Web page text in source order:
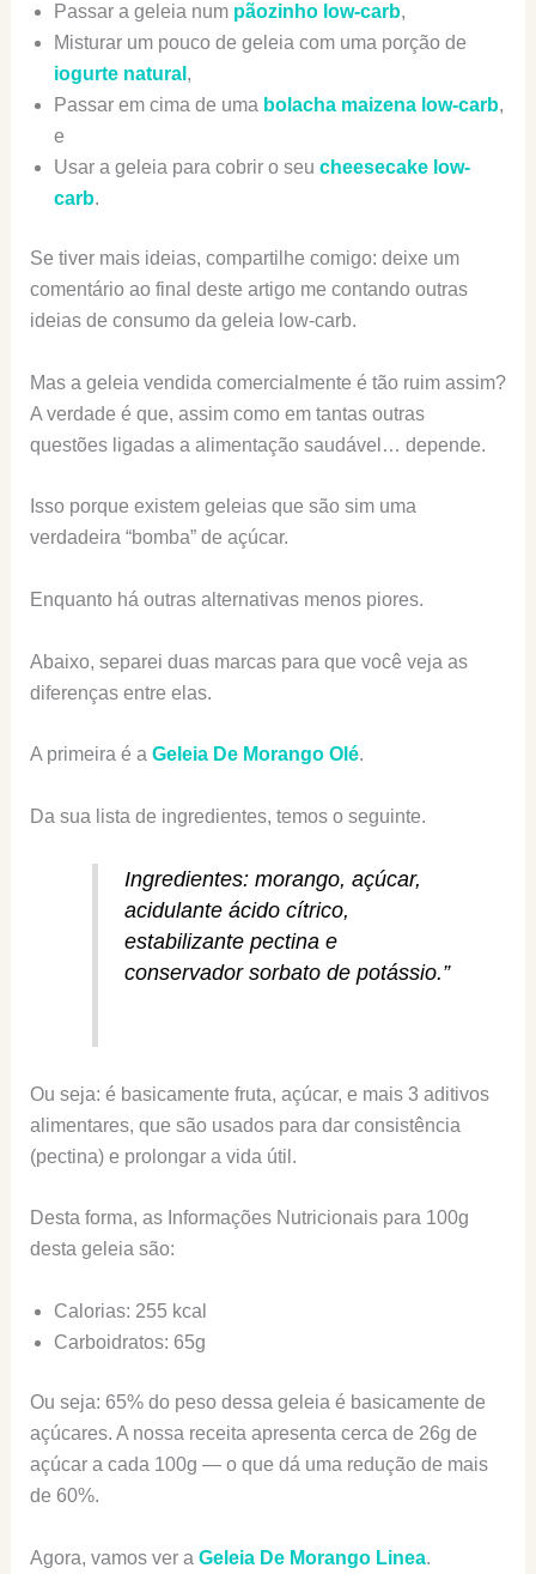
Passar a geleia num pãozinho low-carb,
Misturar um pouco de geleia com uma porção de
iogurte natural ,
Passar em cima de uma bolacha maizena low-carb,
e
Usar a geleia para cobrir o seu cheesecake low-
carb.
Se tiver mais ideias, compartilhe comigo: deixe um
comentário ao final deste artigo me contando outras
ideias de consumo da geleia low-carb.
Mas a geleia vendida comercialmente é tão ruim assim?
A verdade é que, assim como em tantas outras
questões ligadas a alimentação saudável… depende.
Isso porque existem geleias que são sim uma
verdadeira “bomba” de açúcar.
Enquanto há outras alternativas menos piores.
Abaixo, separei duas marcas para que você veja as
diferenças entre elas.
A primeira é a Geleia De Morango Olé.
Da sua lista de ingredientes, temos o seguinte.
Ingredientes: morango, açúcar,
acidulante ácido cítrico,
estabilizante pectina e
conservador sorbato de potássio.”
Ou seja: é basicamente fruta, açúcar, e mais 3 aditivos
alimentares, que são usados para dar consistência
(pectina) e prolongar a vida útil.
Desta forma, as Informações Nutricionais para 100g
desta geleia são:
Calorias: 255 kcal
Carboidratos: 65g
Ou seja: 65% do peso dessa geleia é basicamente de
açúcares. A nossa receita apresenta cerca de 26g de
açúcar a cada 100g — o que dá uma redução de mais
de 60%.
Agora, vamos ver a Geleia De Morango Linea.